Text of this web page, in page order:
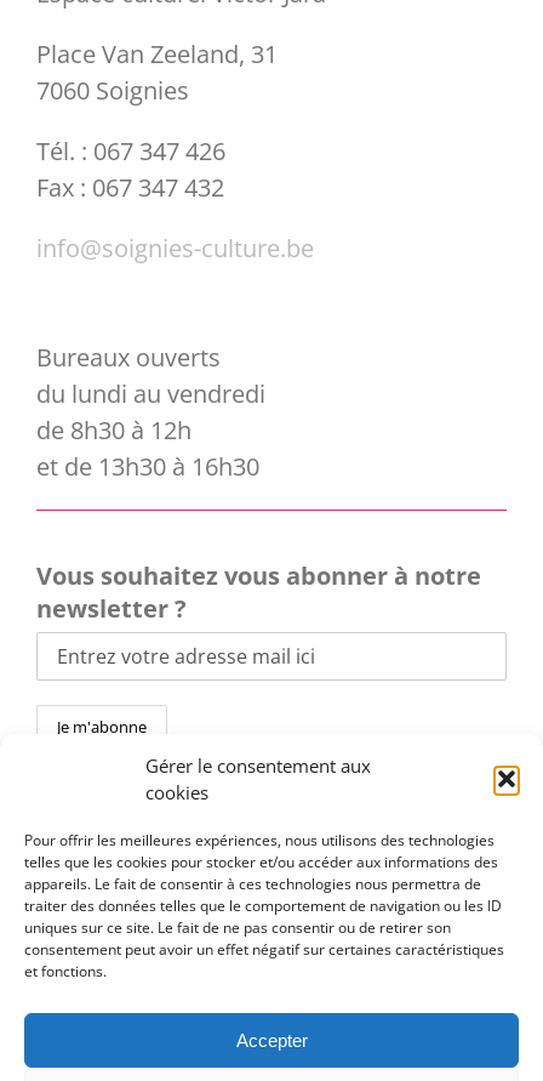
Gérer le consentement aux
cookies
Pour offrir les meilleures expériences, nous utilisons des technologies
telles que les cookies pour stocker et/ou accéder aux informations des
appareils. Le fait de consentir à ces technologies nous permettra de
traiter des données telles que le comportement de navigation ou les ID
uniques sur ce site. Le fait de ne pas consentir ou de retirer son
consentement peut avoir un effet négatif sur certaines caractéristiques
et fonctions.
Accepter
Place Van Zeeland, 31
7060 Soignies
Tél. : 067 347 426
Fax : 067 347 432
info@soignies-culture.be
Bureaux ouverts
du lundi au vendredi
de 8h30 à 12h
et de 13h30 à 16h30
Vous souhaitez vous abonner à notre
newsletter ?
Toggle
Navigation
En pratique
Politique de confidentialité